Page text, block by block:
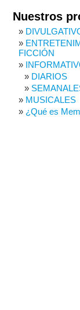
Nuestros
FICCIÓN
DIARIOS
MUSICALES
¿Qué es